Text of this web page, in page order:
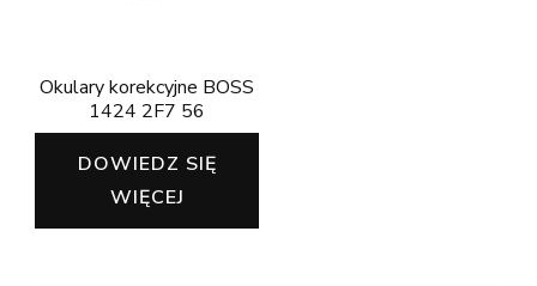
Okulary korekcyjne BOSS
1424 2F7 56
DOWIEDZ SIĘ
WIĘCEJ